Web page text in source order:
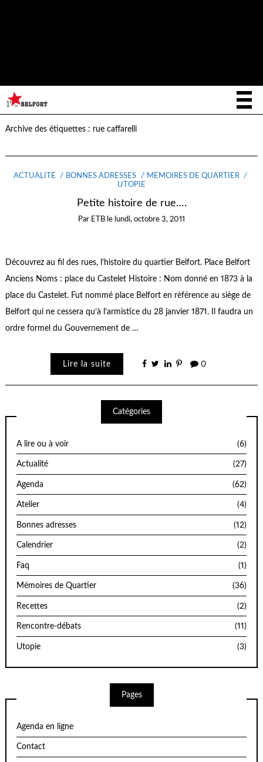
Archive des étiquettes : rue caffarelli
ACTUALITÉ BONNES ADRESSES
MÉMOIRES DE QUARTIER
UTOPIE
Petite histoire de rue….
Par ETB le lundi, octobre 3, 2011
Découvrez au fil des rues, l’histoire du quartier Belfort. Place Belfort
Anciens Noms : place du Castelet Histoire : Nom donné en 1873 à la
place du Castelet. Fut nommé place Belfort en référence au siège de
Belfort qui ne cessera qu’à l’armistice du 28 janvier 1871. Il faudra un
ordre formel du Gouvernement de …
Lire la suite 0
Catégories
A lire ou à voir (6)
Actualité (27)
Agenda (62)
Atelier (4)
Bonnes adresses (12)
Calendrier (2)
Faq (1)
Mémoires de Quartier (36)
Recettes (2)
Rencontre-débats (11)
Utopie (3)
Pages
Agenda en ligne
Contact